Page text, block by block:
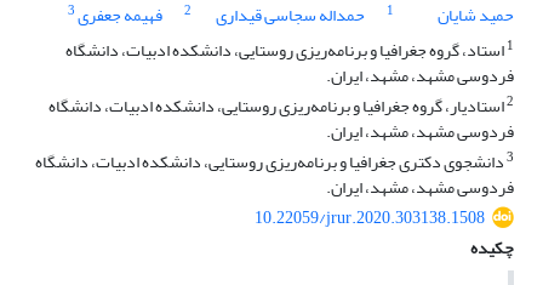
حمید شایان
1 حمداله سجاسی قیداری 2 فهیمه جعفری3
1استاد، گروه جغرافیا و برنامه‌ریزی روستایی، دانشکده ادبیات، دانشگاه
فردوسی مشهد، مشهد، ایران.
2استادیار، گروه جغرافیا و برنامه‌ریزی روستایی، دانشکده ادبیات، دانشگاه
فردوسی مشهد، مشهد، ایران.
3دانشجوی دکتری جغرافیا و برنامه‌ریزی روستایی، دانشکده ادبیات، دانشگاه
فردوسی مشهد، مشهد، ایران.
10.22059/jrur.2020.303138.1508
چکیده